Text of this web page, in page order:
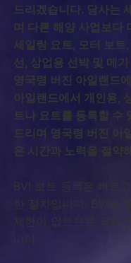
드리겠습니다. 당사는
며 다른 해양 사업보다
세일링 요트, 모터 보트
선, 상업용 선박 및 메
영국령 버진 아일랜드
아일랜드에서 개인용,
트나 요트를 등록할 수
드리며 영국령 버진
은 시간과 노력을 절약
BVI 보트 등록은 빠르
한 절차입니다. BVI에
제한이 없으므로 국제
니다.